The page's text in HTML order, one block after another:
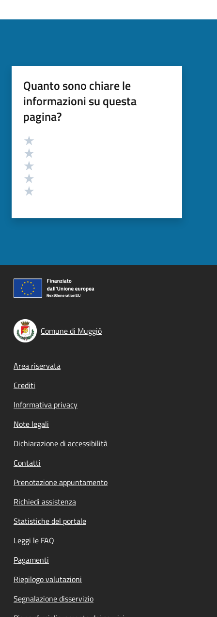
Quanto sono chiare le
informazioni su questa
pagina?
Valutazione
Comune di Muggiò
Footer menu
Area riservata
Crediti
Informativa privacy
Note legali
Dichiarazione di accessibilità
Contatti
Prenotazione appuntamento
Richiedi assistenza
Statistiche del portale
Leggi le FAQ
Pagamenti
Riepilogo valutazioni
Segnalazione disservizio